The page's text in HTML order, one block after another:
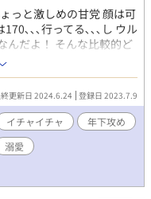
っと激しめの甘党 顔は可
､､､行ってる､､､し ウル
んだよ！ そんな比較的ど
違うことがあって､､､
ン彼氏がいるのだ！！！
血が多く入ってるからら
違うけど、一週間に一度
ダリ完璧彼氏！ 名前を堂
、レオンも俺が大好きで
合いたての時に、なんで
局レオンからわからせと
らわかりやすすぎる愛
更新日 2024.6.24 登録日 2023.7.9
イチャイチャ
年下攻め
溺愛